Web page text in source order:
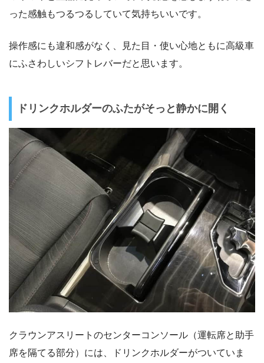
った感触もつるつるしていて気持ちいいです。
操作感にも違和感がなく、見た目・使い心地ともに高級車
にふさわしいシフトレバーだと思います。
ドリンクホルダーのふたがそっと静かに開く
クラウンアスリートのセンターコンソール（運転席と助手
席を隔てる部分）には、ドリンクホルダーがついていま